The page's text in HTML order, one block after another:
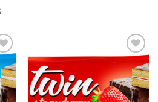
Add to
wishlist